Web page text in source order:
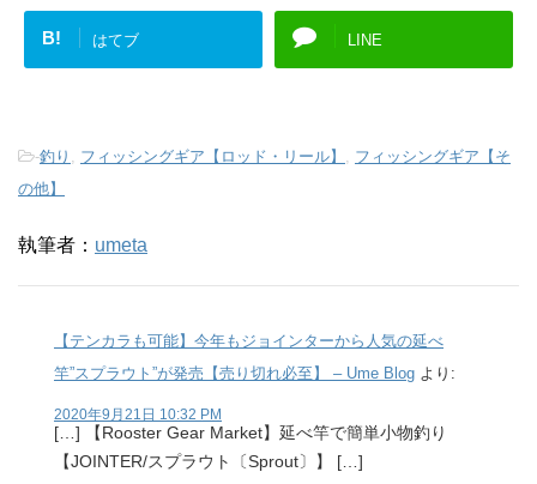
B! はてブ LINE
-釣り , フィッシングギア【ロッド・リール】 , フィッシングギア【そ
の他】
執筆者： umeta
【テンカラも可能】今年もジョインターから人気の延べ
竿”スプラウト”が発売【売り切れ必至】 – Ume Blog より:
2020年9月21日 10:32 PM
[…] 【Rooster Gear Market】延べ竿で簡単小物釣り
【JOINTER/スプラウト〔Sprout〕】 […]